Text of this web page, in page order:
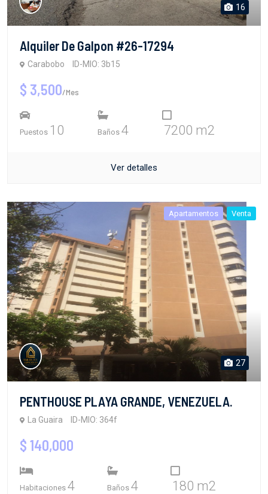
16
Alquiler De Galpon #26-17294
Carabobo ID-MIO: 3b15
$ 3,500/Mes
Puestos 10 Baños 4 7200 m2
Ver detalles
Apartamentos Venta
27
PENTHOUSE PLAYA GRANDE, VENEZUELA.
La Guaira ID-MIO: 364f
$ 140,000
Habitaciones 4 Baños 4 180 m2